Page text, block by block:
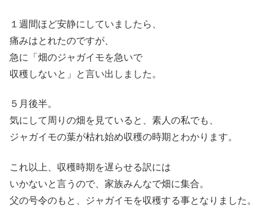
１週間ほど安静にしていましたら、
痛みはとれたのですが、
急に「畑のジャガイモを急いで
収穫しないと」と言い出しました。
５月後半。
気にして周りの畑を見ていると、素人の私でも、
ジャガイモの葉が枯れ始め収穫の時期とわかります。
これ以上、収穫時期を遅らせる訳には
いかないと言うので、家族みんなで畑に集合。
父の号令のもと、ジャガイモを収穫する事となりました。